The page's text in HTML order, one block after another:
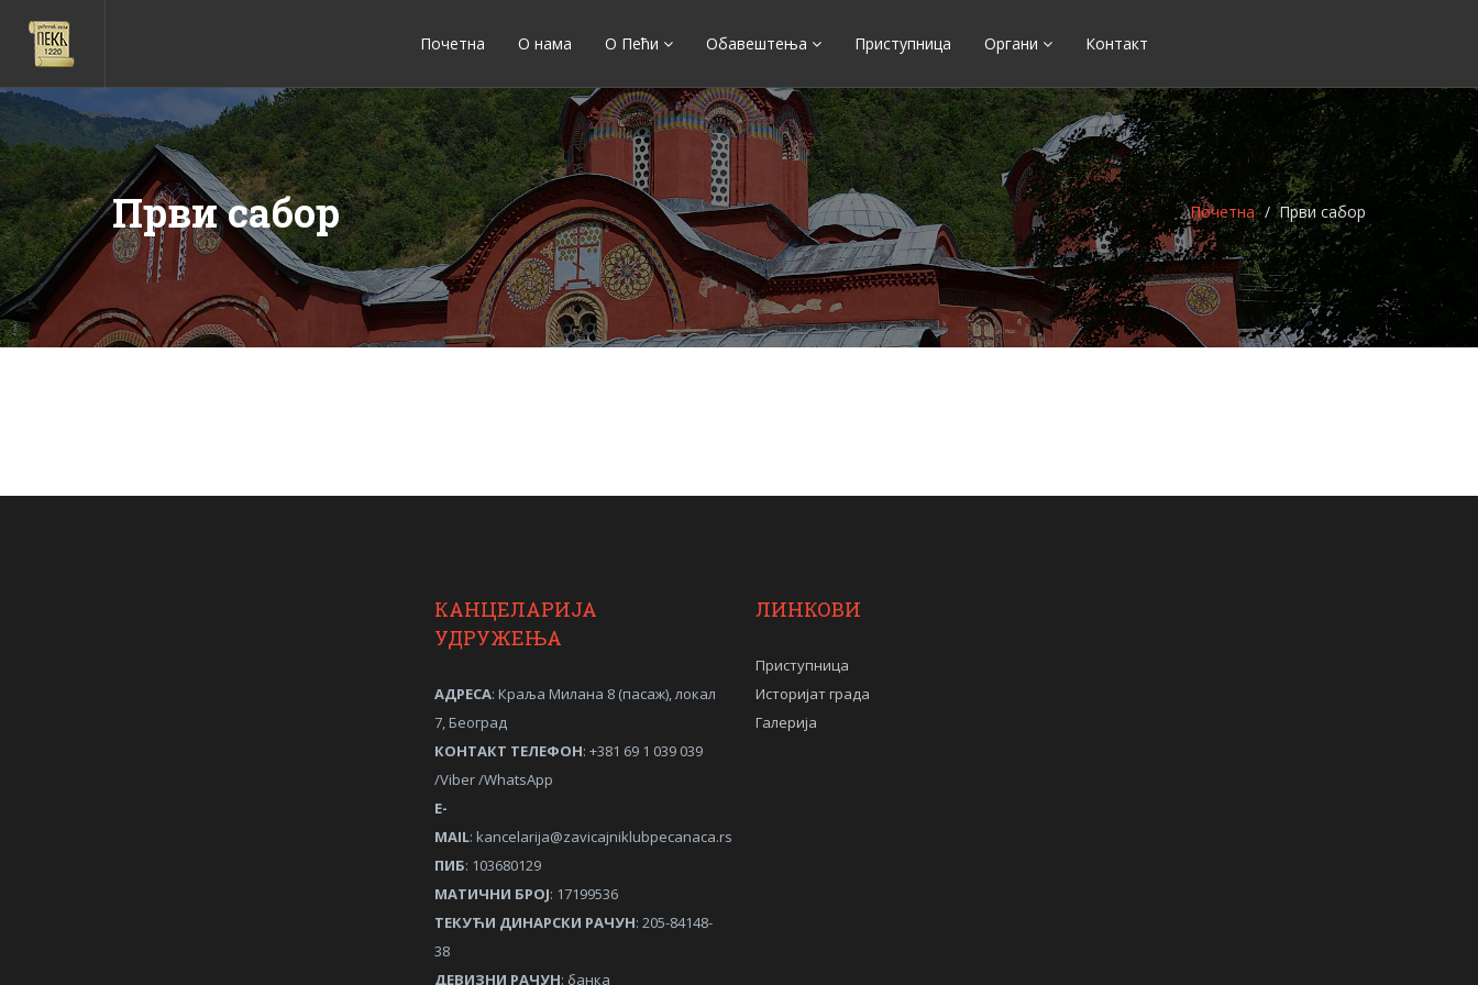
Почетна О нама О Пећи Обавештења Приступница Органи Контакт
Први сабор Почетна Први сабор
КАНЦЕЛАРИЈА
УДРУЖЕЊА
АДРЕСА: Краља Милана 8 (пасаж), локал
7, Београд
КОНТАКТ ТЕЛЕФОН: +381 69 1 039 039
/Viber /WhatsApp
Е-
MAIL: kancelarija@zavicajniklubpecanaca.rs
ПИБ: 103680129
МАТИЧНИ БРОЈ: 17199536
ТЕКУЋИ ДИНАРСКИ РАЧУН: 205-84148-
38
ДЕВИЗНИ РАЧУН: банка
ЛИНКОВИ
Приступница
Историјат града
Галерија